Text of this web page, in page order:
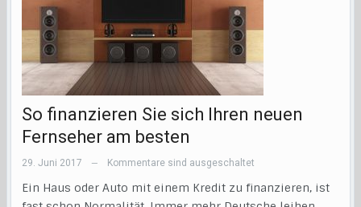
So finanzieren Sie sich Ihren neuen
Fernseher am besten
29. Juni 2017 — Kommentare sind ausgeschaltet
Ein Haus oder Auto mit einem Kredit zu finanzieren, ist